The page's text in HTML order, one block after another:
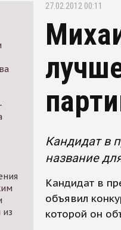
из
27.02.2012 00:11
Кандидат в
название
Кандидат в
объявил
которой он